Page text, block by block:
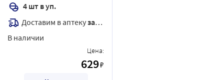
4 шт в уп.
Доставим в аптекузавтра
В наличии
Цена:
629₽